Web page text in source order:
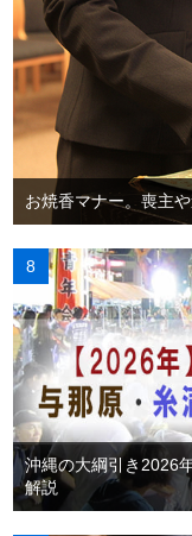
お焼香マナー。喪主
沖縄の大綱引き2026
解説